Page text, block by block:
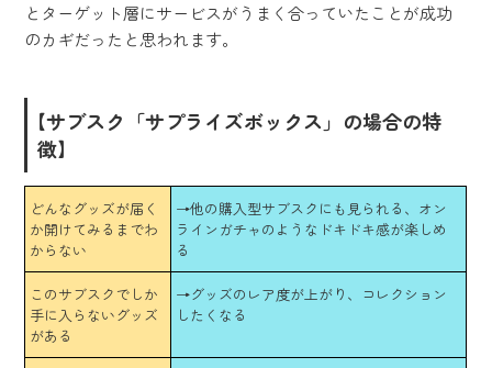
とターゲット層にサービスがうまく合っていたことが成功
のカギだったと思われます。
【サブスク「サプライズボックス」の場合の特
徴】
どんなグッズが届く
か開けてみるまでわ
からない
→他の購入型サブスクにも見られる、オン
ラインガチャのようなドキドキ感が楽しめ
る
このサブスクでしか
手に入らないグッズ
がある
→グッズのレア度が上がり、コレクション
したくなる